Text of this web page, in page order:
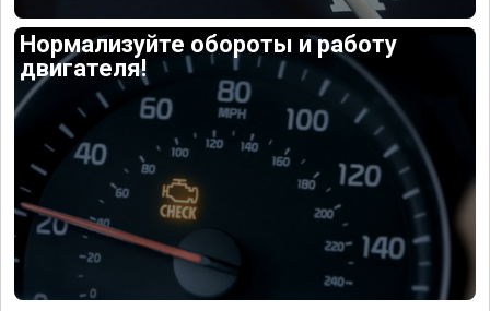
Нормализуйте обороты и работу
двигателя!